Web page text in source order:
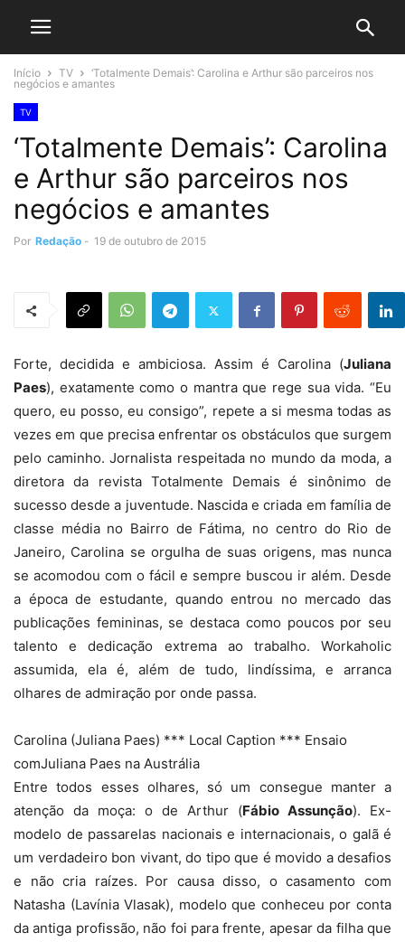
Início TV
‘Totalmente Demais’: Carolina e Arthur são parceiros nos
negócios e amantes
TV
‘Totalmente Demais’: Carolina
e Arthur são parceiros nos
negócios e amantes
Por Redação - 19 de outubro de 2015
Forte, decidida e ambiciosa. Assim é Carolina (Juliana
Paes), exatamente como o mantra que rege sua vida. “Eu
quero, eu posso, eu consigo”, repete a si mesma todas as
vezes em que precisa enfrentar os obstáculos que surgem
pelo caminho. Jornalista respeitada no mundo da moda, a
diretora da revista Totalmente Demais é sinônimo de
sucesso desde a juventude. Nascida e criada em família de
classe média no Bairro de Fátima, no centro do Rio de
Janeiro, Carolina se orgulha de suas origens, mas nunca
se acomodou com o fácil e sempre buscou ir além. Desde
a época de estudante, quando entrou no mercado das
publicações femininas, se destaca como poucos por seu
talento e dedicação extrema ao trabalho. Workaholic
assumida, ela é, além de tudo, lindíssima, e arranca
olhares de admiração por onde passa.
Carolina (Juliana Paes) *** Local Caption *** Ensaio
comJuliana Paes na Austrália
Entre todos esses olhares, só um consegue manter a
atenção da moça: o de Arthur (Fábio Assunção). Ex-
modelo de passarelas nacionais e internacionais, o galã é
um verdadeiro bon vivant, do tipo que é movido a desafios
e não cria raízes. Por causa disso, o casamento com
Natasha (Lavínia Vlasak), modelo que conheceu por conta
da antiga profissão, não foi para frente, apesar da filha que